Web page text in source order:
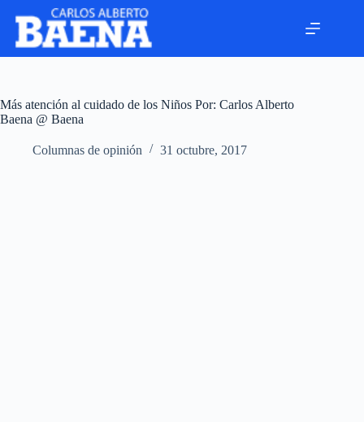
Más atención al cuidado de los Niños Por: Carlos Alberto
Baena @ Baena
Columnas de opinión 31 octubre, 2017